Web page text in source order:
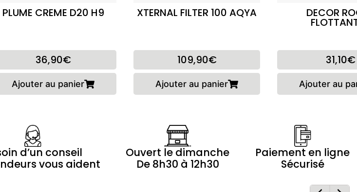
PLUME CREME D20 H9
36,90€
Ajouter au panier
XTERNAL FILTER 100 AQYA
109,90€
Ajouter au panier
DECOR
31,10€
Ajouter au
d’un conseil
vous aident
Ouvert le dimanche
De 8h30 à 12h30
Paiement en ligne
Sécurisé